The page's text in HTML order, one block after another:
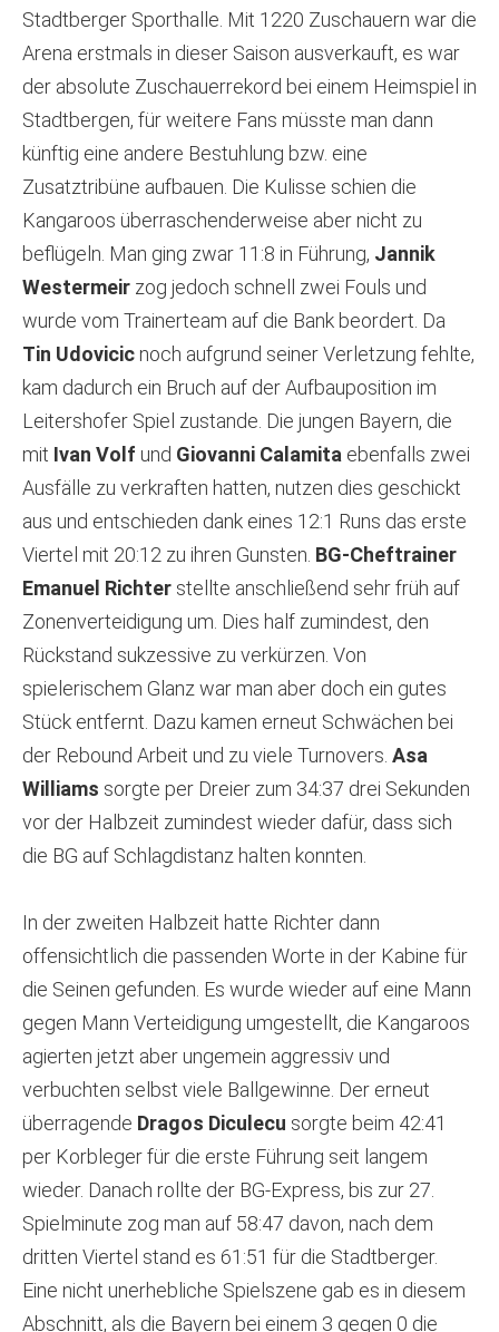
Stadtberger Sporthalle. Mit 1220 Zuschauern war die
Arena erstmals in dieser Saison ausverkauft, es war
der absolute Zuschauerrekord bei einem Heimspiel in
Stadtbergen, für weitere Fans müsste man dann
künftig eine andere Bestuhlung bzw. eine
Zusatztribüne aufbauen. Die Kulisse schien die
Kangaroos überraschenderweise aber nicht zu
beflügeln. Man ging zwar 11:8 in Führung, Jannik
Westermeir zog jedoch schnell zwei Fouls und
wurde vom Trainerteam auf die Bank beordert. Da
Tin Udovicic noch aufgrund seiner Verletzung fehlte,
kam dadurch ein Bruch auf der Aufbauposition im
Leitershofer Spiel zustande. Die jungen Bayern, die
mit Ivan Volf und Giovanni Calamita ebenfalls zwei
Ausfälle zu verkraften hatten, nutzen dies geschickt
aus und entschieden dank eines 12:1 Runs das erste
Viertel mit 20:12 zu ihren Gunsten. BG-Cheftrainer
Emanuel Richter stellte anschließend sehr früh auf
Zonenverteidigung um. Dies half zumindest, den
Rückstand sukzessive zu verkürzen. Von
spielerischem Glanz war man aber doch ein gutes
Stück entfernt. Dazu kamen erneut Schwächen bei
der Rebound Arbeit und zu viele Turnovers. Asa
Williams sorgte per Dreier zum 34:37 drei Sekunden
vor der Halbzeit zumindest wieder dafür, dass sich
die BG auf Schlagdistanz halten konnten.
In der zweiten Halbzeit hatte Richter dann
offensichtlich die passenden Worte in der Kabine für
die Seinen gefunden. Es wurde wieder auf eine Mann
gegen Mann Verteidigung umgestellt, die Kangaroos
agierten jetzt aber ungemein aggressiv und
verbuchten selbst viele Ballgewinne. Der erneut
überragende Dragos Diculecu sorgte beim 42:41
per Korbleger für die erste Führung seit langem
wieder. Danach rollte der BG-Express, bis zur 27.
Spielminute zog man auf 58:47 davon, nach dem
dritten Viertel stand es 61:51 für die Stadtberger.
Eine nicht unerhebliche Spielszene gab es in diesem
Abschnitt, als die Bayern bei einem 3 gegen 0 die